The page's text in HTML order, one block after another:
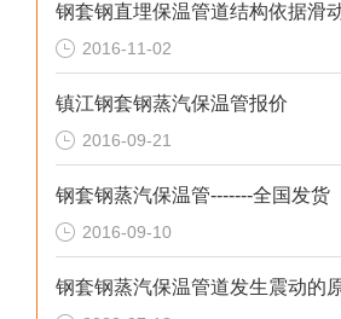
钢套钢直埋保温管道结构依据滑
2016-11-02
镇江钢套钢蒸汽保温管报价
2016-09-21
钢套钢蒸汽保温管-------全国发货
2016-09-10